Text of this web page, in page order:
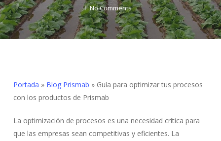
No Comments
Portada » Blog Prismab » Guía para optimizar tus procesos
con los productos de Prismab
La optimización de procesos es una necesidad crítica para
que las empresas sean competitivas y eficientes. La